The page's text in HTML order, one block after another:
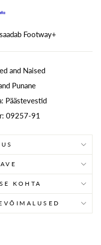
Footway+
and Naised
Punane
Päästevestid
09257-91
KOHTA